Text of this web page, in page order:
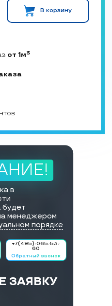
В корзину
от 1м3
в
будет
менеджером
порядке
+7(495)-065-53-
60
Обратный звонок
ЗАЯВКУ